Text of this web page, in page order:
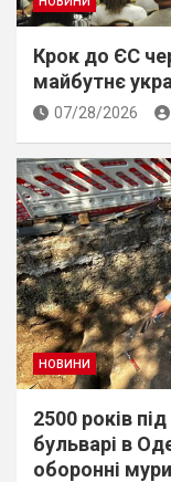
Крок до ЄС
майбутнє
07/28/2026
НОВИНИ
2500 років
бульварі в
оборонні мури